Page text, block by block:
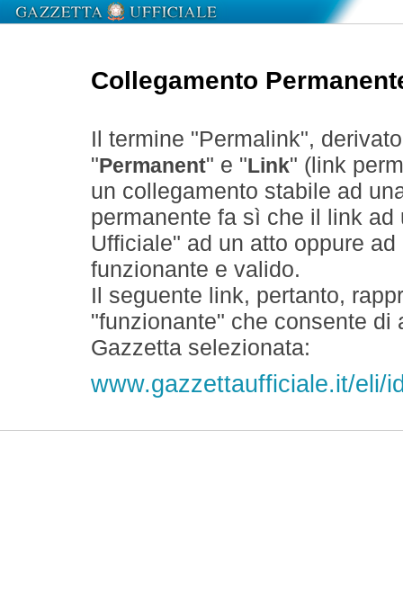
Collegamento
Il termine "Permalink",
" Permanent" e " Link" (link
un collegamento stabile ad
permanente fa sì che il link
Ufficiale" ad un atto oppure
funzionante e valido.
Il seguente link, pertanto,
"funzionante" che consente
Gazzetta selezionata:
www.gazzettaufficiale.it/eli/